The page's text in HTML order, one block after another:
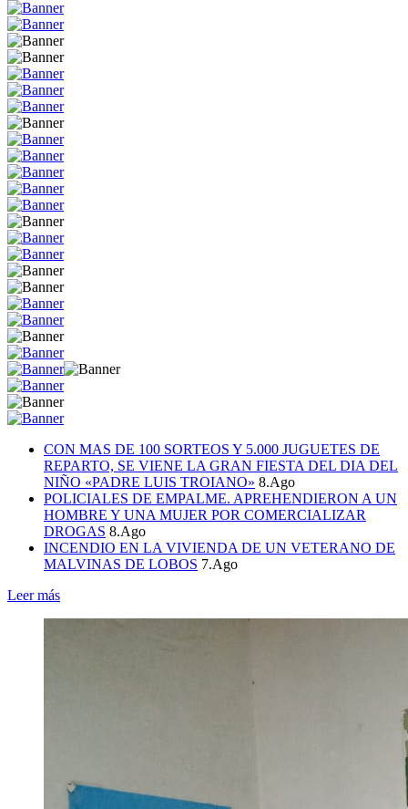
CON MAS DE 100 SORTEOS Y 5.000 JUGUETES DE
REPARTO, SE VIENE LA GRAN FIESTA DEL DIA DEL
NIÑO «PADRE LUIS TROIANO» 8.Ago
POLICIALES DE EMPALME. APREHENDIERON A UN
HOMBRE Y UNA MUJER POR COMERCIALIZAR
DROGAS 8.Ago
INCENDIO EN LA VIVIENDA DE UN VETERANO DE
MALVINAS DE LOBOS 7.Ago
Leer más